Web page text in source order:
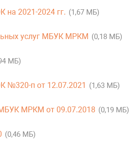
на 2021-2024 гг. (1,67 МБ)
услуг МБУК МРКМ (0,18 МБ)
МБ)
№320-п от 12.07.2021 (1,63 МБ)
МРКМ от 09.07.2018 (0,19 МБ)
(0,46 МБ)